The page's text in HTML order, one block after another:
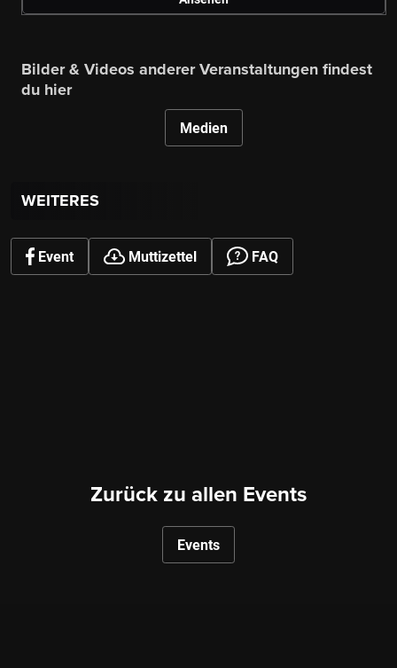
Bilder & Videos anderer Veranstaltungen findest
du hier
Medien
WEITERES
Event Muttizettel FAQ
Zurück zu allen Events
Events